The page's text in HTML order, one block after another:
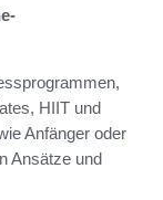
HIIT und
Anfänger oder
Ansätze und